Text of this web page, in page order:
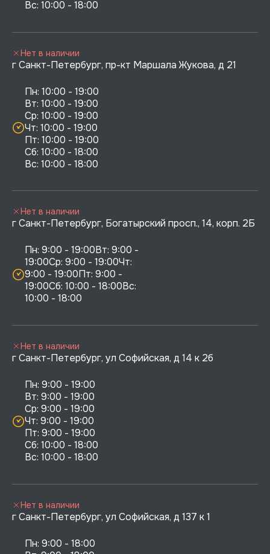
г Санкт-Петербург, пр-кт Маршала Жукова, д 21
Пн: 10:00 - 19:00
Вт: 10:00 - 19:00
Ср: 10:00 - 19:00
Чт: 10:00 - 19:00
Пт: 10:00 - 19:00
Сб: 10:00 - 18:00
Нет в наличии
г Санкт-Петербург, Богатырский просп., 14, корп. 2Б
Пн: 9:00 - 19:00Вт: 9:00 -
19:00Ср: 9:00 - 19:00Чт:
9:00 - 19:00Пт: 9:00 -
19:00Сб: 10:00 - 18:00Вс:
10:00 - 18:00
Нет в наличии
г Санкт-Петербург, ул Софийская, д 14 к 2б
Пн: 9:00 - 19:00
Вт: 9:00 - 19:00
Ср: 9:00 - 19:00
Чт: 9:00 - 19:00
Пт: 9:00 - 19:00
Сб: 10:00 - 18:00
Нет в наличии
г Санкт-Петербург, ул Софийская, д 137 к 1
Пн: 9:00 - 18:00
Нет в наличии